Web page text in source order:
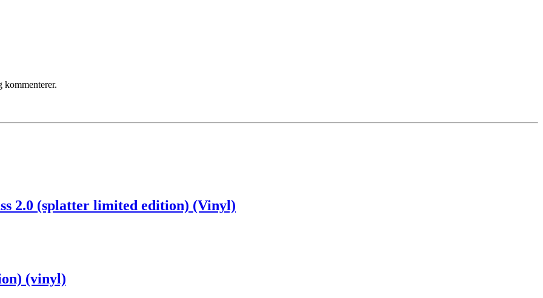
kommenterer.
2.0 (splatter limited edition) (Vinyl)
(vinyl)